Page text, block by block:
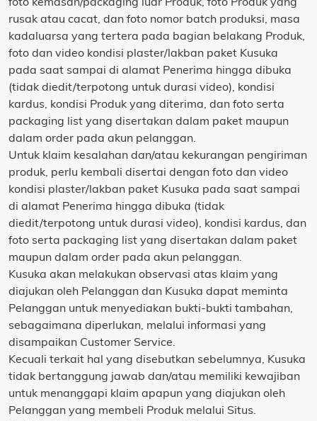
foto kemasan/packaging luar Produk, foto Produk yang
rusak atau cacat, dan foto nomor batch produksi, masa
kadaluarsa yang tertera pada bagian belakang Produk,
foto dan video kondisi plaster/lakban paket Kusuka
pada saat sampai di alamat Penerima hingga dibuka
(tidak diedit/terpotong untuk durasi video), kondisi
kardus, kondisi Produk yang diterima, dan foto serta
packaging list yang disertakan dalam paket maupun
dalam order pada akun pelanggan.
Untuk klaim kesalahan dan/atau kekurangan pengiriman
produk, perlu kembali disertai dengan foto dan video
kondisi plaster/lakban paket Kusuka pada saat sampai
di alamat Penerima hingga dibuka (tidak
diedit/terpotong untuk durasi video), kondisi kardus, dan
foto serta packaging list yang disertakan dalam paket
maupun dalam order pada akun pelanggan.
Kusuka akan melakukan observasi atas klaim yang
diajukan oleh Pelanggan dan Kusuka dapat meminta
Pelanggan untuk menyediakan bukti-bukti tambahan,
sebagaimana diperlukan, melalui informasi yang
disampaikan Customer Service.
Kecuali terkait hal yang disebutkan sebelumnya, Kusuka
tidak bertanggung jawab dan/atau memiliki kewajiban
untuk menanggapi klaim apapun yang diajukan oleh
Pelanggan yang membeli Produk melalui Situs.